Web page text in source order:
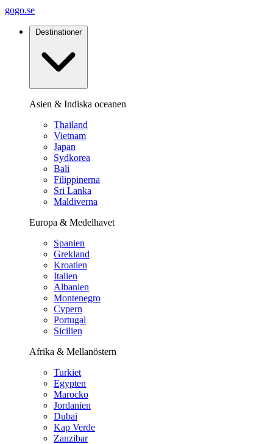
gogo.se
Destinationer
Asien & Indiska oceanen
Thailand
Vietnam
Japan
Sydkorea
Bali
Filippinerna
Sri Lanka
Maldiverna
Europa & Medelhavet
Spanien
Grekland
Kroatien
Italien
Albanien
Montenegro
Cypern
Portugal
Sicilien
Afrika & Mellanöstern
Turkiet
Egypten
Marocko
Jordanien
Dubai
Kap Verde
Zanzibar